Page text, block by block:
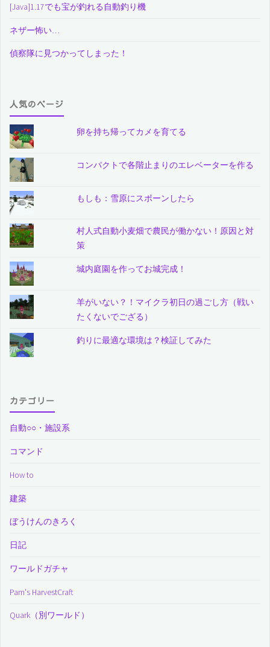
[Java]1.17でも宝が釣れる自動釣り機
ネザー怖い…
偵察隊に見つかってしまった！
人気のページ
卵を持ち帰ってカメを育てる
コンパクトで各階止まりのエレベーターを作る
もしも：雪原にスポーンしたら
村人式自動小麦畑で農民が働かない！原因と対
策
城内庭園を作ってお城完成！
羊がいない？！マイクラ初日の過ごし方（戦い
たくないでござる）
釣りに最適な環境は？検証してみた
カテゴリー
自動○○・施設系
コマンド
How to
建築
ぼうけんのきろく
日記
ワールドガチャ
Pam's HarvestCraft
Quark（別ワールド）